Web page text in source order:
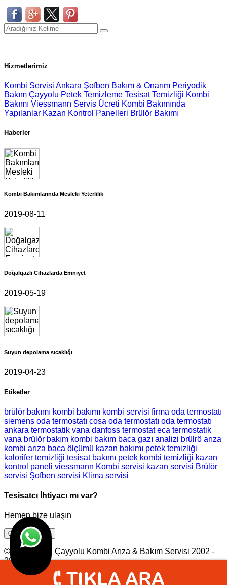
Hizmetlerimiz
Kombi Servisi Ankara Şofben Bakım & Onarım Periyodik
Bakım Çayyolu Petek Temizleme Tesisat Temizliği Kombi
Bakımı Viessmann Servis Ücreti Kombi Bakımında
Yapılanlar Kazan Kontrol Panelleri Brülör Bakımı
Haberler
Kombi Bakımlarında Mesleki Yeterlilik
2019-08-11
Doğalgazlı Cihazlarda Emniyet
2019-05-19
Suyun depolama sıcaklığı
2019-04-23
Etiketler
brülör bakımı kombi bakımı kombi servisi firma oda termostatı
siemens oda termostatı cosa oda termostatı oda termostatı
ankara termostatik vana danfoss termostat eca termostatik
vana brülör bakım kombi bakım baca gazı analizi brülrö arıza
kombi arıza baca ölçümü kazan bakımı petek temizliği
kalorifer temizliği tesisat bakımı petek kombi temizliği kazan
kontrol paneli viessmann Kombi servisi kazan servisi Brülör
servisi Şofben servisi Klima servisi
Tesisatcı İhtiyacı mı var?
Hemen bize ulaşın
0544 543 5831
© Viessmann Çayyolu Kombi Arıza & Bakım Servisi 2002 -
2023
Tasarım |
Ankara Hosting